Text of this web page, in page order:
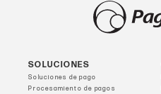
SOLUCIONES
Soluciones de pago
Procesamiento de pagos